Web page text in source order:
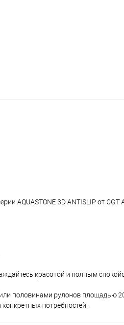
AQUASTONE 3D ANTISLIP от CGT
красотой и полным
половинами рулонов площадью
потребностей.